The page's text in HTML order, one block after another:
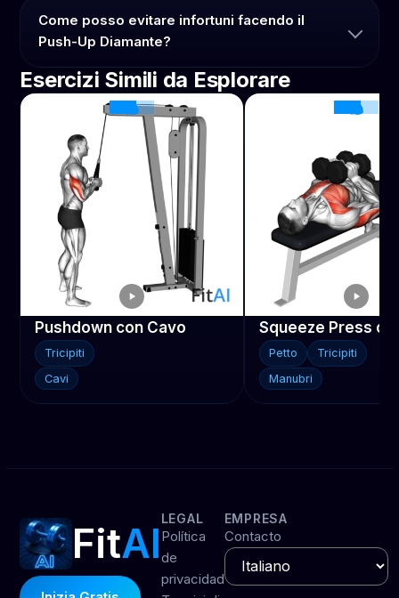
Come posso evitare infortuni facendo il
Push-Up Diamante?
Esercizi Simili da Esplorare
Pushdown con Cavo
Tricipiti
Cavi
Petto
Tricipiti
Manubri
FitAI
LEGAL
Política
de
privacidad
EMPRESA
Contacto